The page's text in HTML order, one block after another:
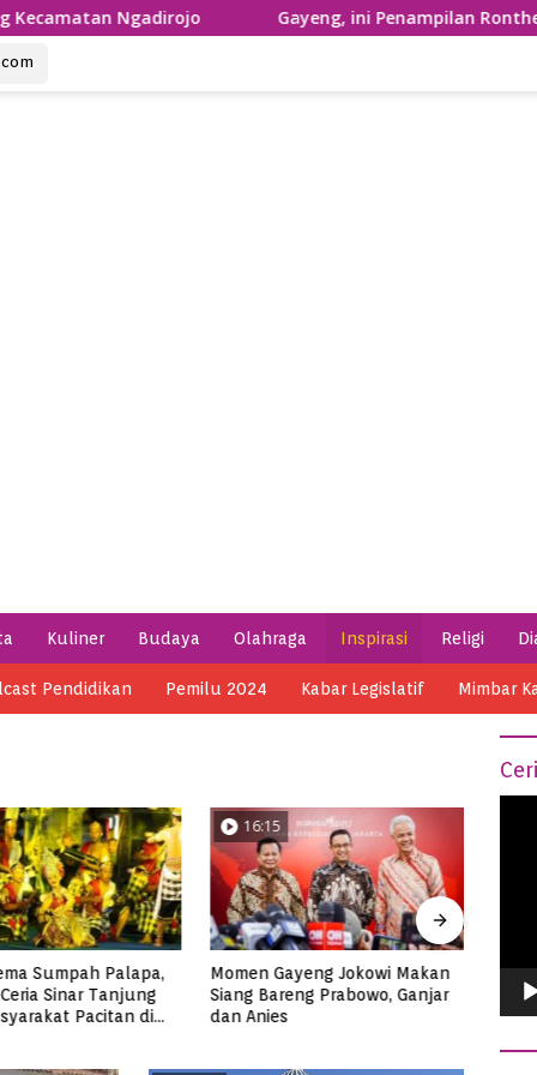
Gayeng, ini Penampilan Ronthek Laskar
Kuliner Budaya Olahraga Inspirasi Religi
Pendidikan Pemilu 2024 Kabar Legislatif Mimbar
Jokowi Makan
Prabowo, Ganjar
04:14
Semarak HSN 2023 di Pacitan,
Ribuan Santri Makan Ikan
Tuna Super Jumbo
di